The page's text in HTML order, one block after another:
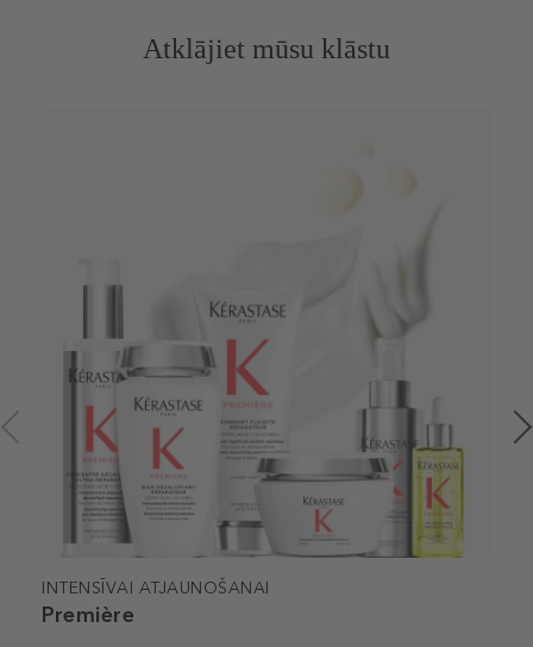
Atklājiet mūsu klāstu
INTENSĪVAI ATJAUNOŠANAI
Première